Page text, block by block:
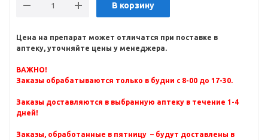
В корзину
Цена на препарат может отличатся при поставке в
аптеку, уточняйте цены у менеджера.
ВАЖНО!
Заказы обрабатываются только в будни с 8-00 до 17-30.
Заказы доставляются в выбранную аптеку в течение 1-4
дней!
Заказы, обработанные в пятницу – будут доставлены в